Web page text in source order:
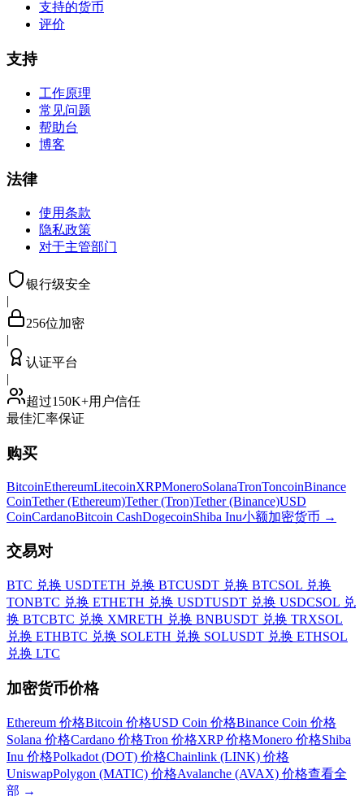
支持的货币
评价
支持
工作原理
常见问题
帮助台
博客
法律
使用条款
隐私政策
对于主管部门
银行级安全
|
256位加密
|
认证平台
|
超过150K+用户信任
最佳汇率保证
购买
BitcoinEthereumLitecoinXRPMoneroSolanaTronToncoinBinance
CoinTether (Ethereum)Tether (Tron)Tether (Binance)USD
CoinCardanoBitcoin CashDogecoinShiba Inu小额加密货币 →
交易对
BTC 兑换 USDTETH 兑换 BTCUSDT 兑换 BTCSOL 兑换
TONBTC 兑换 ETHETH 兑换 USDTUSDT 兑换 USDCSOL 兑
换 BTCBTC 兑换 XMRETH 兑换 BNBUSDT 兑换 TRXSOL
兑换 ETHBTC 兑换 SOLETH 兑换 SOLUSDT 兑换 ETHSOL
兑换 LTC
加密货币价格
Ethereum 价格Bitcoin 价格USD Coin 价格Binance Coin 价格
Solana 价格Cardano 价格Tron 价格XRP 价格Monero 价格Shiba
Inu 价格Polkadot (DOT) 价格Chainlink (LINK) 价格
UniswapPolygon (MATIC) 价格Avalanche (AVAX) 价格查看全
部 →